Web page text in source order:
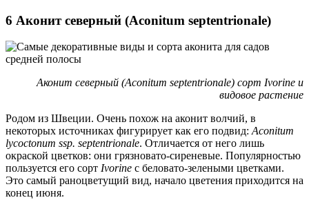
6 Аконит северный (Aconitum septentrionale)
Аконит северный (Aconitum septentrionale) сорт Ivorine и
видовое растение
Родом из Швеции. Очень похож на аконит волчий, в
некоторых источниках фигурирует как его подвид: Aconitum
lycoctonum ssp. septentrionale. Отличается от него лишь
окраской цветков: они грязновато-сиреневые. Популярностью
пользуется его сорт Ivorine с беловато-зелеными цветками.
Это самый раноцветущий вид, начало цветения приходится на
конец июня.